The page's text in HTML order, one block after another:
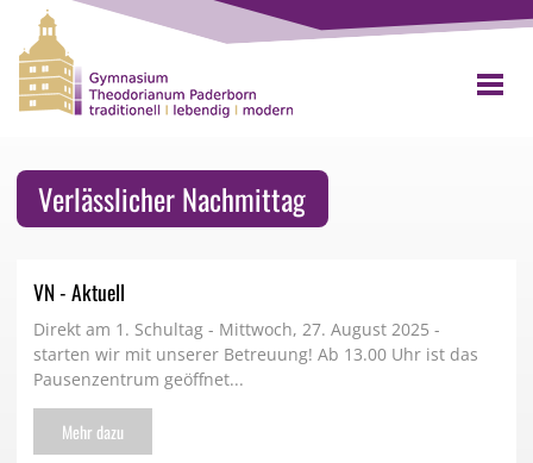
Verlässlicher Nachmittag
VN - Aktuell
Direkt am 1. Schultag - Mittwoch, 27. August 2025 -
starten wir mit unserer Betreuung! Ab 13.00 Uhr ist das
Pausenzentrum geöffnet...
Mehr dazu